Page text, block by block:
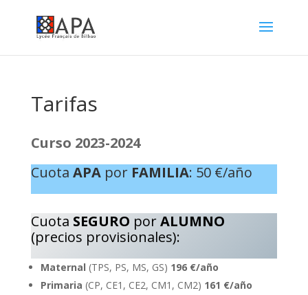
Tarifas
Curso 2023-2024
Cuota APApor FAMILIA: 50 €/año
Cuota SEGURO porALUMNO
(precios provisionales):
Maternal (TPS, PS, MS, GS) 196 €/año
Primaria (CP, CE1, CE2, CM1, CM2) 161 €/año